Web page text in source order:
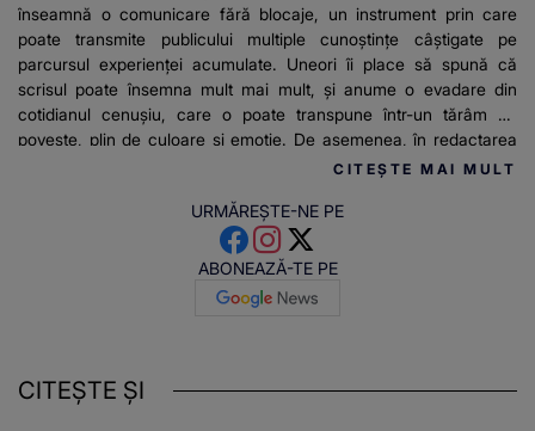
înseamnă o comunicare fără blocaje, un instrument prin care
poate transmite publicului multiple cunoștințe câștigate pe
parcursul experienței acumulate. Uneori îi place să spună că
scrisul poate însemna mult mai mult, și anume o evadare din
cotidianul cenușiu, care o poate transpune într-un tărâm de
poveste, plin de culoare și emoție. De asemenea, în redactarea
articolelor pentru stirilekanald.ro îi place să relateze mereu
CITEȘTE MAI MULT
URMĂREȘTE-NE PE
ABONEAZĂ-TE PE
CITEȘTE ȘI